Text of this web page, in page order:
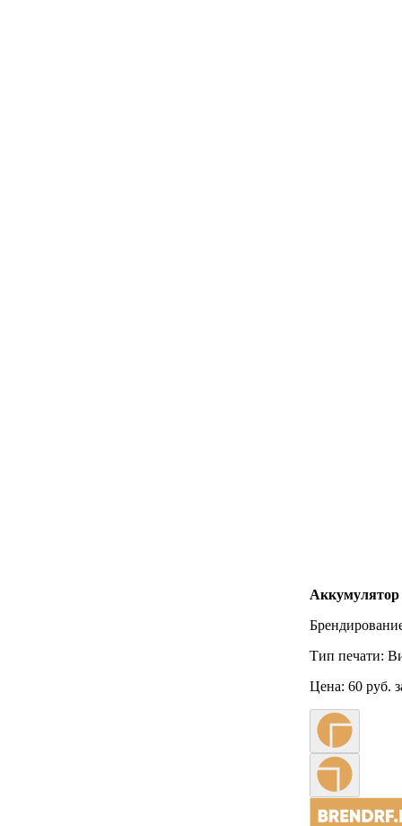
Аккумулятор
Тип печати:
Цена: 60 руб.